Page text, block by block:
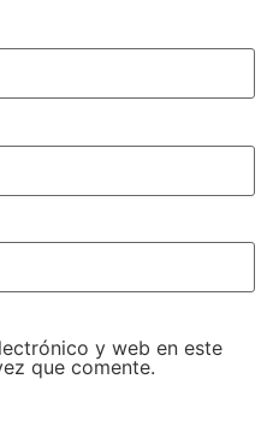
y web en este
que comente.